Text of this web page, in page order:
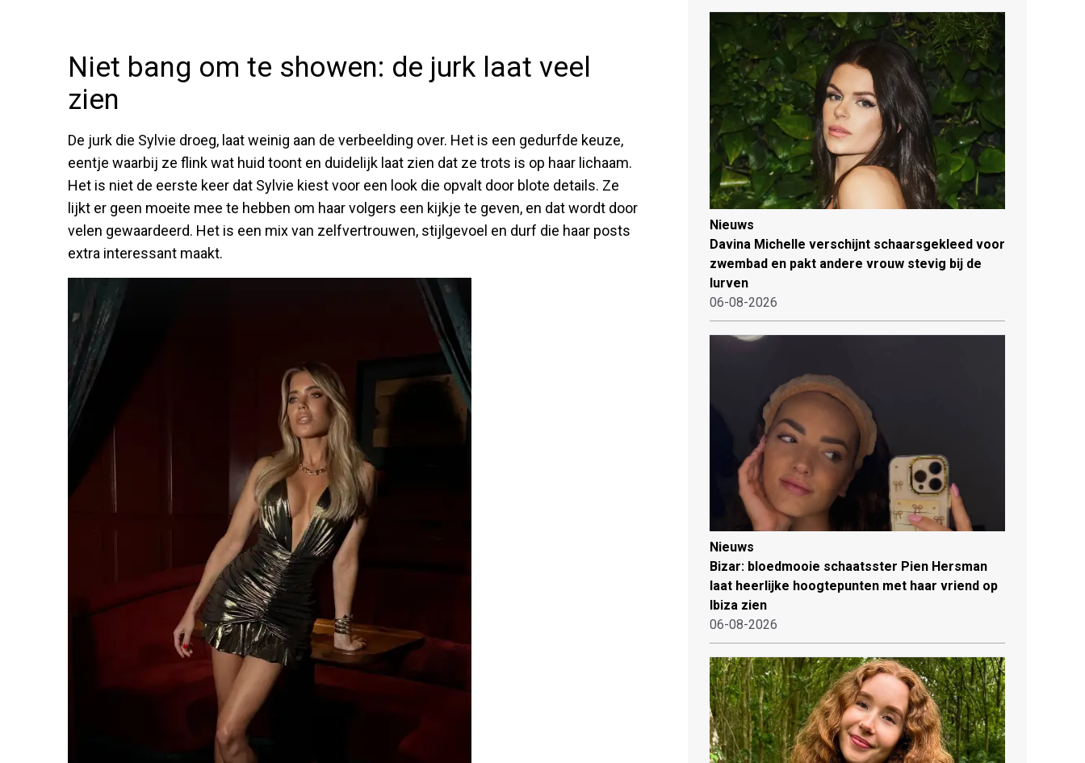
Niet bang om te showen: de jurk laat veel
zien
De jurk die Sylvie droeg, laat weinig aan de verbeelding over. Het is een gedurfde keuze,
eentje waarbij ze flink wat huid toont en duidelijk laat zien dat ze trots is op haar lichaam.
Het is niet de eerste keer dat Sylvie kiest voor een look die opvalt door blote details. Ze
lijkt er geen moeite mee te hebben om haar volgers een kijkje te geven, en dat wordt door
velen gewaardeerd. Het is een mix van zelfvertrouwen, stijlgevoel en durf die haar posts
extra interessant maakt.
Nieuws
Davina Michelle verschijnt schaarsgekleed voor
zwembad en pakt andere vrouw stevig bij de
lurven
06-08-2026
Nieuws
Bizar: bloedmooie schaatsster Pien Hersman
laat heerlijke hoogtepunten met haar vriend op
Ibiza zien
06-08-2026